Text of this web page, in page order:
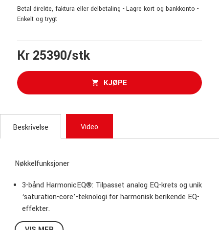
Betal direkte, faktura eller delbetaling - Lagre kort og bankkonto -
Enkelt og trygt
Kr 25390/stk
KJØPE
Beskrivelse Video
Nøkkelfunksjoner
3-bånd HarmonicEQ®: Tilpasset analog EQ-krets og unik
‘saturation-core’-teknologi for harmonisk berikende EQ-
effekter.
Allsidig bruk: Carnaby HE2 støtter stereo- og dual-mono-